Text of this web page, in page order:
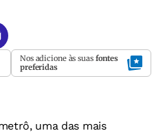
Nos adicione às suas fontes
preferidas
uma das mais